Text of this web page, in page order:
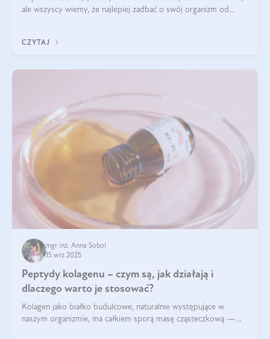
ale wszyscy wiemy, że najlepiej zadbać o swój organizm od
wysokiej jakości suplem
CZYTAJ
mgr inż. Anna Sobol
15 wrz 2025
Peptydy kolagenu – czym są, jak działają i
dlaczego warto je stosować?
Kolagen jako białko budulcowe, naturalnie występujące w
naszym organizmie, ma całkiem sporą masę cząsteczkową —